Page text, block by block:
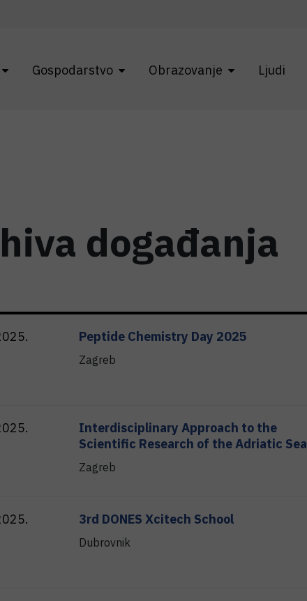
Gospodarstvo Obrazovanje Ljudi
događanja
Peptide Chemistry Day 2025
Zagreb
Interdisciplinary Approach to the
Scientific Research of the Adriatic Sea
Zagreb
3rd DONES Xcitech School
Dubrovnik